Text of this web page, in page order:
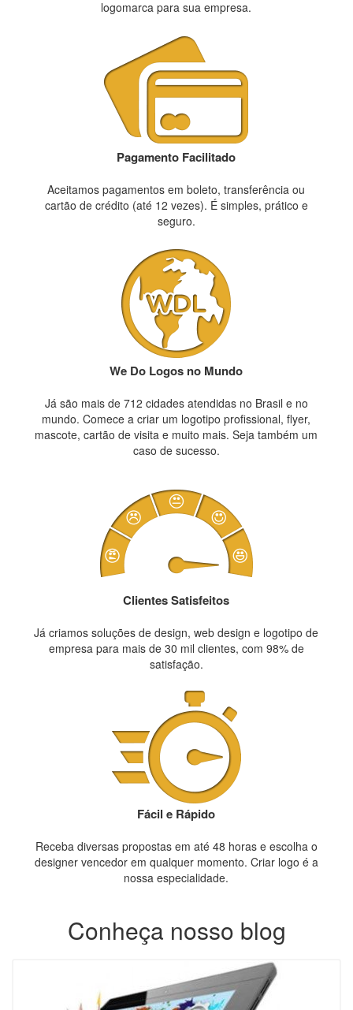
logomarca para sua empresa.
Pagamento Facilitado
Aceitamos pagamentos em boleto, transferência ou
cartão de crédito (até 12 vezes). É simples, prático e
seguro.
We Do Logos no Mundo
Já são mais de 712 cidades atendidas no Brasil e no
mundo. Comece a criar um logotipo profissional, flyer,
mascote, cartão de visita e muito mais. Seja também um
caso de sucesso.
Clientes Satisfeitos
Já criamos soluções de design, web design e logotipo de
empresa para mais de 30 mil clientes, com 98% de
satisfação.
Fácil e Rápido
Receba diversas propostas em até 48 horas e escolha o
designer vencedor em qualquer momento. Criar logo é a
nossa especialidade.
Conheça nosso blog